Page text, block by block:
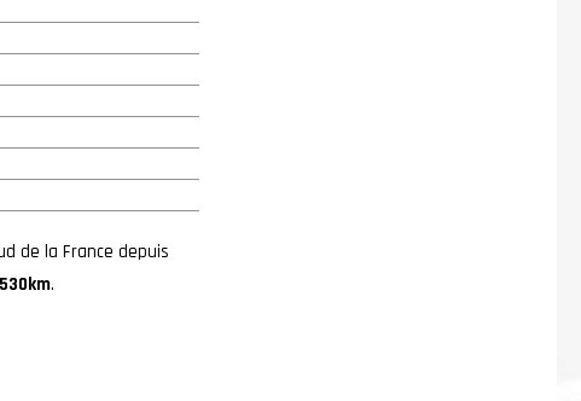
de la France depuis
530km.